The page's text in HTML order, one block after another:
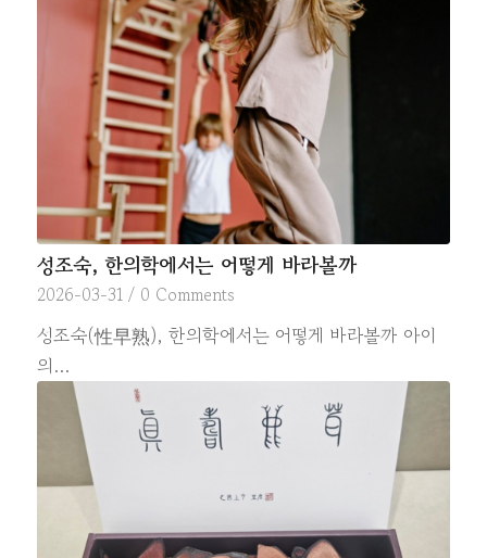
성조숙, 한의학에서는 어떻게 바라볼까
2026-03-31 / 0 Comments
성조숙(性早熟), 한의학에서는 어떻게 바라볼까 아이
의…